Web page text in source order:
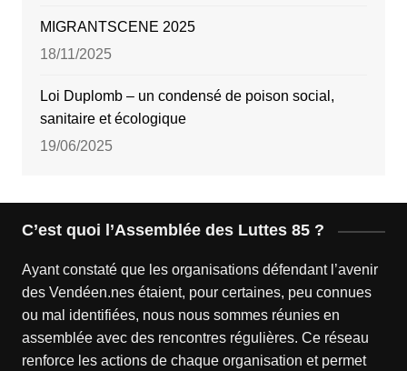
MIGRANTSCENE 2025
18/11/2025
Loi Duplomb – un condensé de poison social,
sanitaire et écologique
19/06/2025
C’est quoi l’Assemblée des Luttes 85 ?
Ayant constaté que les organisations défendant l’avenir
des Vendéen.nes étaient, pour certaines, peu connues
ou mal identifiées, nous nous sommes réunies en
assemblée avec des rencontres régulières. Ce réseau
renforce les actions de chaque organisation et permet